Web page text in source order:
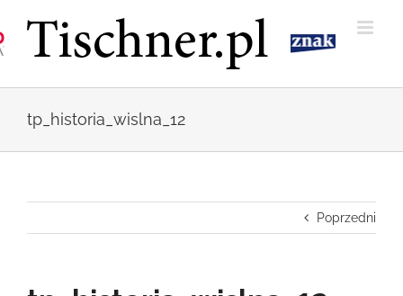
zawartości
tp_historia_wislna_12
Poprzedni